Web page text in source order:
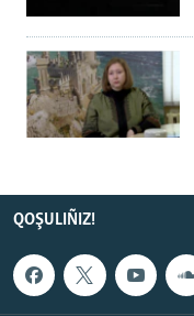
QOŞULIÑIZ!